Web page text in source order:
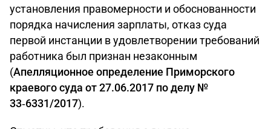
установления правомерности и обоснованности
порядка начисления зарплаты, отказ суда
первой инстанции в удовлетворении требований
работника был признан незаконным
(Апелляционное определение Приморского
краевого суда от 27.06.2017 по делу №
33‑6331/2017).